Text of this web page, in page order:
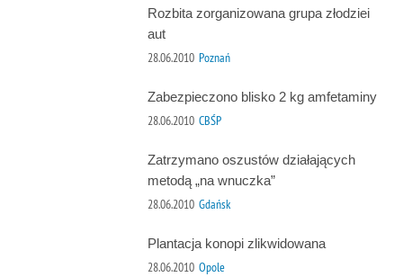
Rozbita zorganizowana grupa złodziei
aut
28.06.2010 Poznań
Zabezpieczono blisko 2 kg amfetaminy
28.06.2010 CBŚP
Zatrzymano oszustów działających
metodą „na wnuczka”
28.06.2010 Gdańsk
Plantacja konopi zlikwidowana
28.06.2010 Opole